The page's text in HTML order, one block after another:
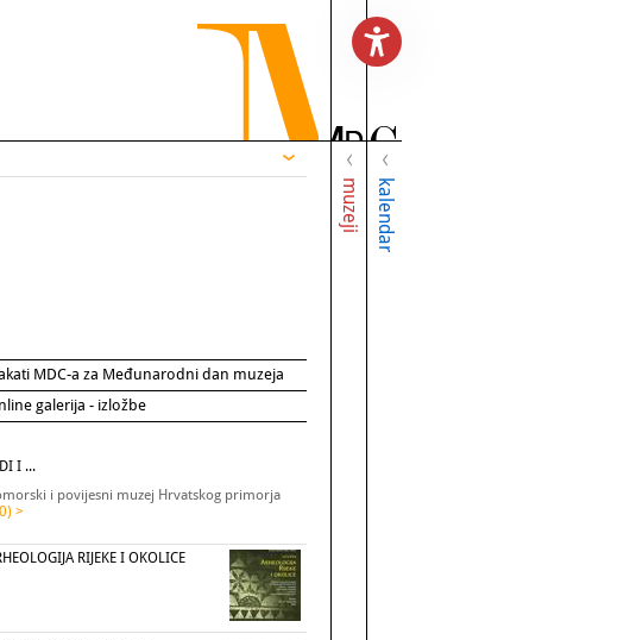
muzeji kalendar
MDC-a za Međunarodni dan muzeja
galerija - izložbe
I ...
i povijesni muzej Hrvatskog primorja
>
RIJEKE I OKOLICE